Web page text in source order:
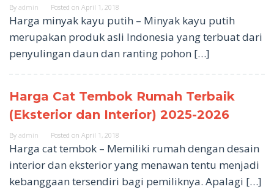
By admin Posted on April 1, 2018
Harga minyak kayu putih – Minyak kayu putih
merupakan produk asli Indonesia yang terbuat dari
penyulingan daun dan ranting pohon […]
Harga Cat Tembok Rumah Terbaik
(Eksterior dan Interior) 2025-2026
By admin Posted on April 1, 2018
Harga cat tembok – Memiliki rumah dengan desain
interior dan eksterior yang menawan tentu menjadi
kebanggaan tersendiri bagi pemiliknya. Apalagi […]